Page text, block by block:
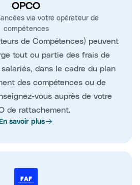
OPCO
via votre opérateur de
compétences
de Compétences) peuvent
tout ou partie des frais de
dans le cadre du plan
des compétences ou de
vous auprès de votre
de rattachement.
En savoir plus